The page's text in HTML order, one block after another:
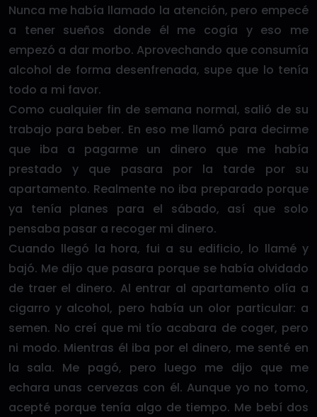
Nunca me había llamado la atención, pero empecé
a tener sueños donde él me cogía y eso me
empezó a dar morbo. Aprovechando que consumía
alcohol de forma desenfrenada, supe que lo tenía
todo a mi favor.
Como cualquier fin de semana normal, salió de su
trabajo para beber. En eso me llamó para decirme
que iba a pagarme un dinero que me había
prestado y que pasara por la tarde por su
apartamento. Realmente no iba preparado porque
ya tenía planes para el sábado, así que solo
pensaba pasar a recoger mi dinero.
Cuando llegó la hora, fui a su edificio, lo llamé y
bajó. Me dijo que pasara porque se había olvidado
de traer el dinero. Al entrar al apartamento olía a
cigarro y alcohol, pero había un olor particular: a
semen. No creí que mi tío acabara de coger, pero
ni modo. Mientras él iba por el dinero, me senté en
la sala. Me pagó, pero luego me dijo que me
echara unas cervezas con él. Aunque yo no tomo,
acepté porque tenía algo de tiempo. Me bebí dos